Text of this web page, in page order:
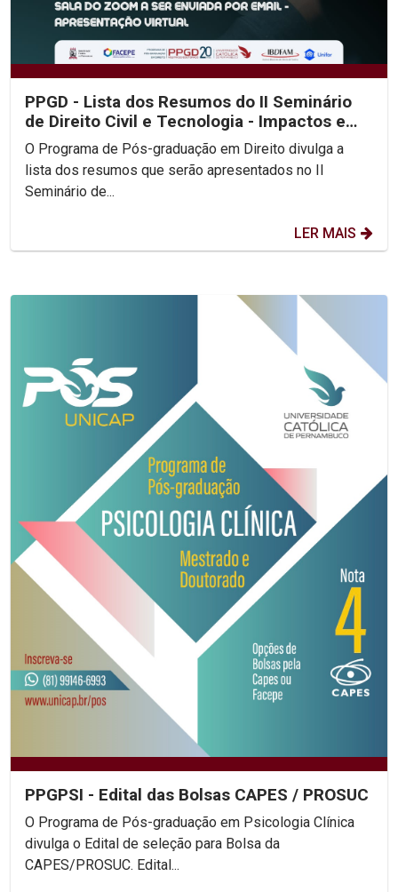
PPGD - Lista dos Resumos do II Seminário
de Direito Civil e Tecnologia - Impactos e
Legalidade...
O Programa de Pós-graduação em Direito divulga a
lista dos resumos que serão apresentados no II
Seminário de...
LER MAIS
PPGPSI - Edital das Bolsas CAPES / PROSUC
O Programa de Pós-graduação em Psicologia Clínica
divulga o Edital de seleção para Bolsa da
CAPES/PROSUC. Edital...